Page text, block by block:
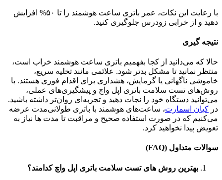
با رعایت این نکات، عمر باتری ساعت هوشمند را تا ۵۰% افزایش
دهید و از خرابی زودرس جلوگیری کنید.
نتیجه‌ گیری
حالا که می‌دانید از کجا بفهمیم باتری ساعت هوشمند خراب است،
منتظر نمانید تا مشکل بدتر شود. علائمی مانند تخلیه سریع،
خاموشی ناگهانی یا گرمایش، هشداری برای اقدام فوری هستند. با
روش‌های تست سلامت باتری اپل واچ و پیشگیری‌های عملی،
می‌توانید دستگاه خود را نجات دهید و تجربه‌ای روان‌تر داشته باشید.
در کیان اسمارت، ساعت‌های هوشمند با باتری طولانی‌مدت عرضه
می‌کنیم که در صورت استفاده صحیح و مراقبت تا مدت ها نیاز به
تعویض پیدا نخواهید کرد.
سوالات متداول (FAQ)
بهترین روش های تست سلامت باتری اپل واچ کدامند؟